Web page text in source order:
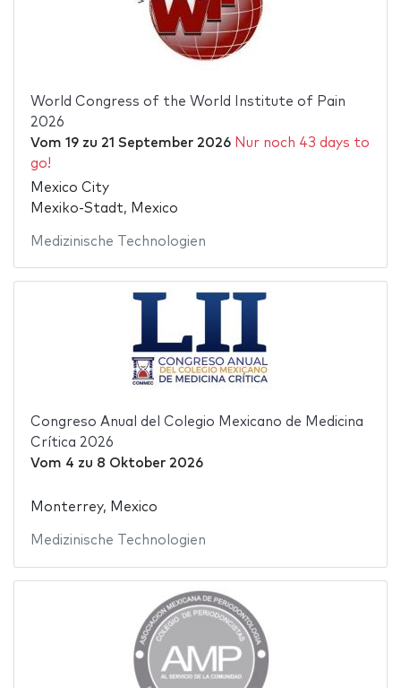
World Congress of the World Institute of Pain
2026
Vom 19zu 21 September 2026 Nur noch 43 days to
go!
Mexico City
Mexiko-Stadt, Mexico
Medizinische Technologien
Congreso Anual del Colegio Mexicano de Medicina
Crítica 2026
Vom 4 zu 8 Oktober 2026
Monterrey, Mexico
Medizinische Technologien